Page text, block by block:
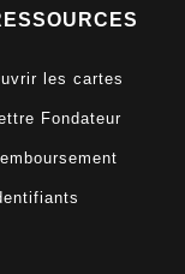
les cartes
Fondateur